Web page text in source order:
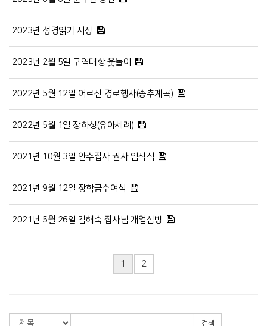
2023년 성경읽기 시상
2023년 2월 5일 구역대항 윷놀이
2022년 5월 12일 어르신 경로행사(송추계곡)
2022년 5월 1일 장하성(유아세례)
2021년 10월 3일 안수집사 권사 임직식
2021년 9월 12일 장학금수여식
2021년 5월 26일 김해숙 집사님 개업심방
1 2
검색